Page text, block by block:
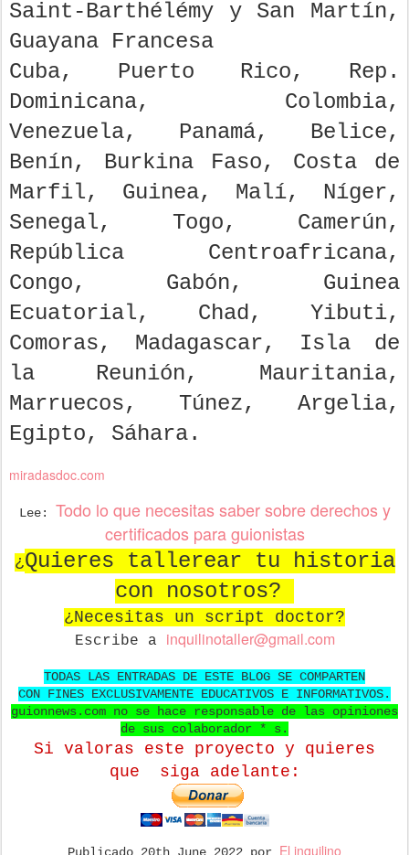
Saint-Barthélémy y San Martín,
Guayana Francesa
Cuba, Puerto Rico, Rep.
Dominicana, Colombia,
Venezuela, Panamá, Belice,
Benín, Burkina Faso, Costa de
Marfil, Guinea, Malí, Níger,
Senegal, Togo, Camerún,
República Centroafricana,
Congo, Gabón, Guinea
Ecuatorial, Chad, Yibuti,
Comoras, Madagascar, Isla de
la Reunión, Mauritania,
Marruecos, Túnez, Argelia,
Egipto, Sáhara.
miradasdoc.com
Lee: Todo lo que necesitas saber sobre derechos y
certificados para guionistas
¿Quieres tallerear tu historia
con nosotros?
¿Necesitas un script doctor?
Escribe a inquilinotaller@gmail.com
TODAS LAS ENTRADAS DE ESTE BLOG SE COMPARTEN
CON FINES EXCLUSIVAMENTE EDUCATIVOS E INFORMATIVOS.
guionnews.com no se hace responsable de las opiniones
de sus colaborador * s.
Si valoras este proyecto y quieres
que siga adelante:
El inquilino